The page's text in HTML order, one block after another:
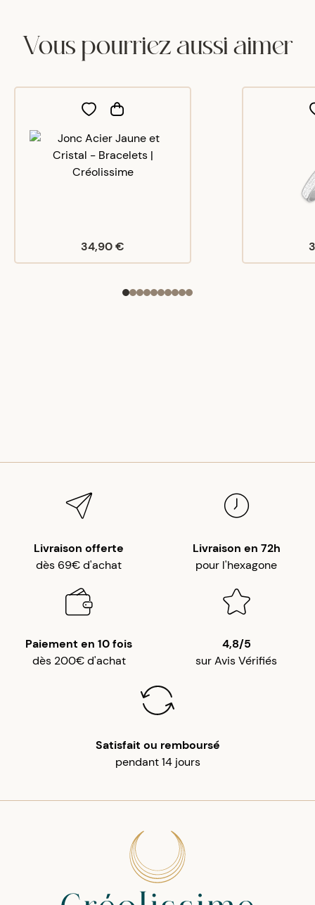
Vous pourriez aussi aimer
34,90 €
Livraison offerte
dès 69€ d'achat
Livraison en 72h
pour l'hexagone
Paiement en 10 fois
dès 200€ d'achat
4,8/5
sur Avis Vérifiés
Satisfait ou remboursé
pendant 14 jours